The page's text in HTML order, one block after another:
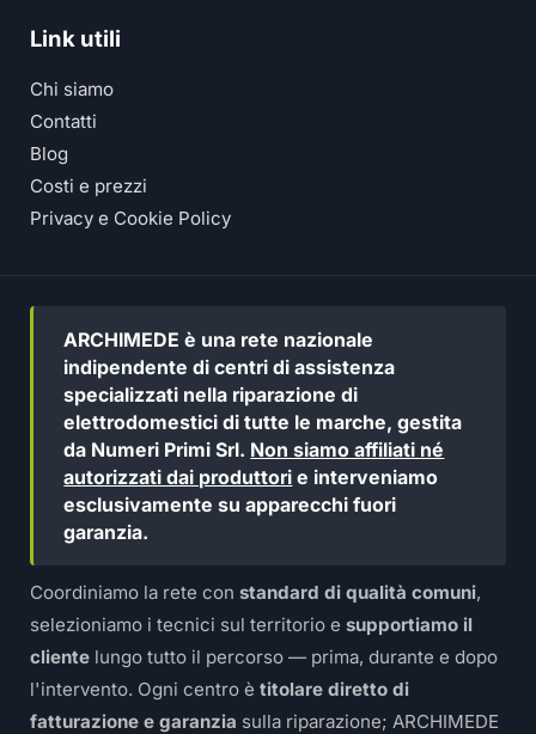
Link utili
Chi siamo
Contatti
Blog
Costi e prezzi
Privacy e Cookie Policy
ARCHIMEDE è una rete nazionale
indipendente di centri di assistenza
specializzati nella riparazione di
elettrodomestici di tutte le marche, gestita
da Numeri Primi Srl. Non siamo affiliati né
autorizzati dai produttori e interveniamo
esclusivamente su apparecchi fuori
garanzia.
Coordiniamo la rete constandard di qualità comuni,
selezioniamo i tecnici sul territorio esupportiamo il
cliente lungo tutto il percorso — prima, durante e dopo
l'intervento. Ogni centro ètitolare diretto di
fatturazione e garanzia sulla riparazione; ARCHIMEDE